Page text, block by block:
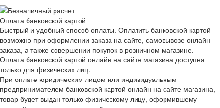
Оплата банковской картой
Быстрый и удобный способ оплаты. Оплатить банковской картой
возможно при оформлении заказа на сайте, самовывозе онлайн
заказа, а также совершении покупок в розничном магазине.
Оплата банковской картой онлайн на сайте магазина доступна
только для физических лиц.
При оплате юридическим лицом или индивидуальным
предпринимателем банковской картой онлайн на сайте магазина,
товар будет выдан только физическому лицу, оформившему